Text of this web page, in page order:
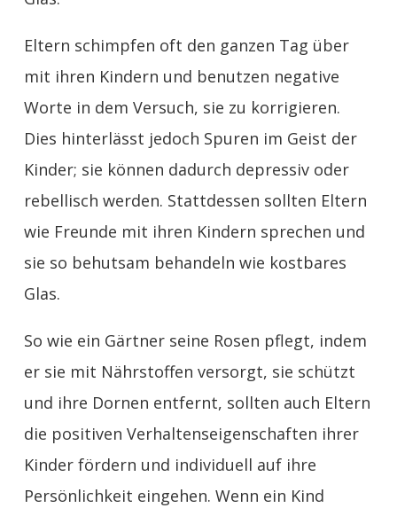
Eltern schimpfen oft den ganzen Tag über
mit ihren Kindern und benutzen negative
Worte in dem Versuch, sie zu korrigieren.
Dies hinterlässt jedoch Spuren im Geist der
Kinder; sie können dadurch depressiv oder
rebellisch werden. Stattdessen sollten Eltern
wie Freunde mit ihren Kindern sprechen und
sie so behutsam behandeln wie kostbares
Glas.
So wie ein Gärtner seine Rosen pflegt, indem
er sie mit Nährstoffen versorgt, sie schützt
und ihre Dornen entfernt, sollten auch Eltern
die positiven Verhaltenseigenschaften ihrer
Kinder fördern und individuell auf ihre
Persönlichkeit eingehen. Wenn ein Kind